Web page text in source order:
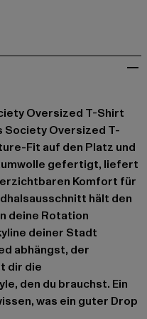
Oversized T-Shirt
Society Oversized T-
Fit auf den Platz und
gefertigt, liefert
Komfort für
hält den
deine Rotation
deiner Stadt
abhängst, der
dir die
den du brauchst. Ein
was ein guter Drop